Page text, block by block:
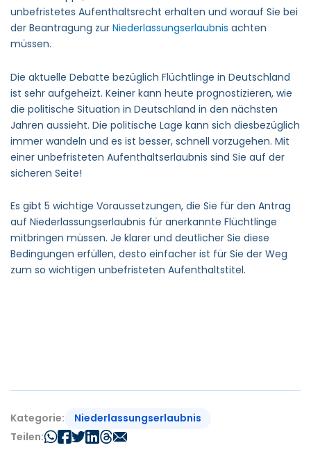
unbefristetes Aufenthaltsrecht erhalten und worauf Sie bei
der Beantragung zur Niederlassungserlaubnis achten
müssen.
Die aktuelle Debatte bezüglich Flüchtlinge in Deutschland
ist sehr aufgeheizt. Keiner kann heute prognostizieren, wie
die politische Situation in Deutschland in den nächsten
Jahren aussieht. Die politische Lage kann sich diesbezüglich
immer wandeln und es ist besser, schnell vorzugehen. Mit
einer unbefristeten Aufenthaltserlaubnis sind Sie auf der
sicheren Seite!
Es gibt 5 wichtige Voraussetzungen, die Sie für den Antrag
auf Niederlassungserlaubnis für anerkannte Flüchtlinge
mitbringen müssen. Je klarer und deutlicher Sie diese
Bedingungen erfüllen, desto einfacher ist für Sie der Weg
zum so wichtigen unbefristeten Aufenthaltstitel.
Kategorie:
Niederlassungserlaubnis
Teilen: